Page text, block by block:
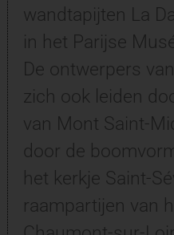
wandtapijten La
in het Parijse
De ontwerpers
zich ook leiden
van Mont Saint-
door de
het kerkje Saint-
raampartijen van